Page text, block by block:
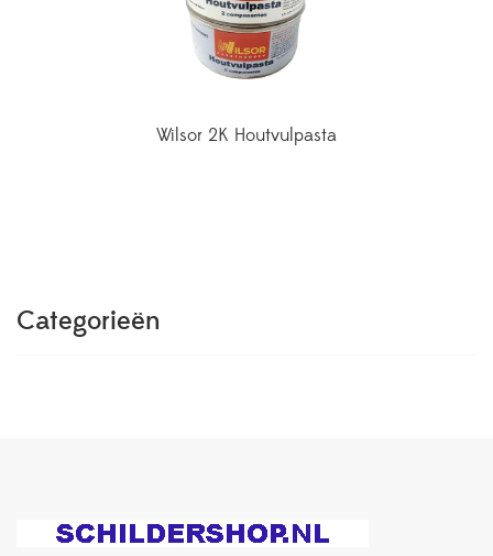
Wilsor 2K Houtvulpasta
Categorieën